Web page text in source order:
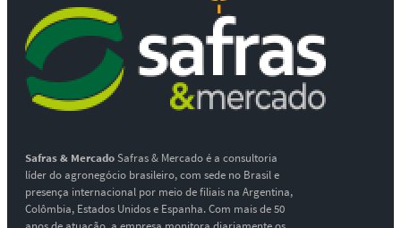
Safras & MercadoSafras & Mercado é a consultoria
líder do agronegócio brasileiro, com sede no Brasil e
presença internacional por meio de filiais na Argentina,
Colômbia, Estados Unidos e Espanha. Com mais de 50